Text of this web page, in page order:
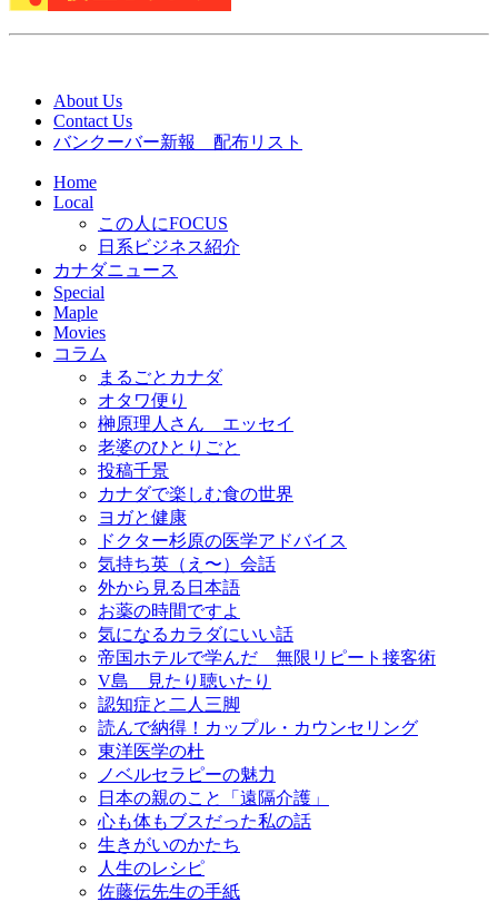
About Us
Contact Us
バンクーバー新報 配布リスト
Home
Local
この人にFOCUS
日系ビジネス紹介
カナダニュース
Special
Maple
Movies
コラム
まるごとカナダ
オタワ便り
榊原理人さん エッセイ
老婆のひとりごと
投稿千景
カナダで楽しむ食の世界
ヨガと健康
ドクター杉原の医学アドバイス
気持ち英（え〜）会話
外から見る日本語
お薬の時間ですよ
気になるカラダにいい話
帝国ホテルで学んだ 無限リピート接客術
V島 見たり聴いたり
認知症と二人三脚
読んで納得！カップル・カウンセリング
東洋医学の杜
ノベルセラピーの魅力
日本の親のこと「遠隔介護」
心も体もブスだった私の話
生きがいのかたち
人生のレシピ
佐藤伝先生の手紙